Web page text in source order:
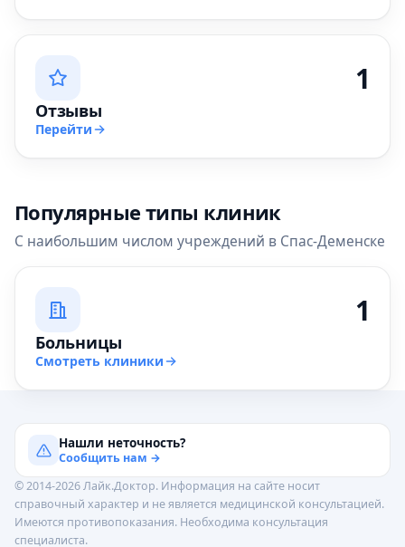
1
Отзывы
Перейти
Популярные типы клиник
С наибольшим числом учреждений в Спас-Деменске
1
Больницы
Смотреть клиники
Нашли неточность?
Сообщить нам →
© 2014-2026 Лайк.Доктор. Информация на сайте носит
справочный характер и не является медицинской консультацией.
Имеются противопоказания. Необходима консультация
специалиста.